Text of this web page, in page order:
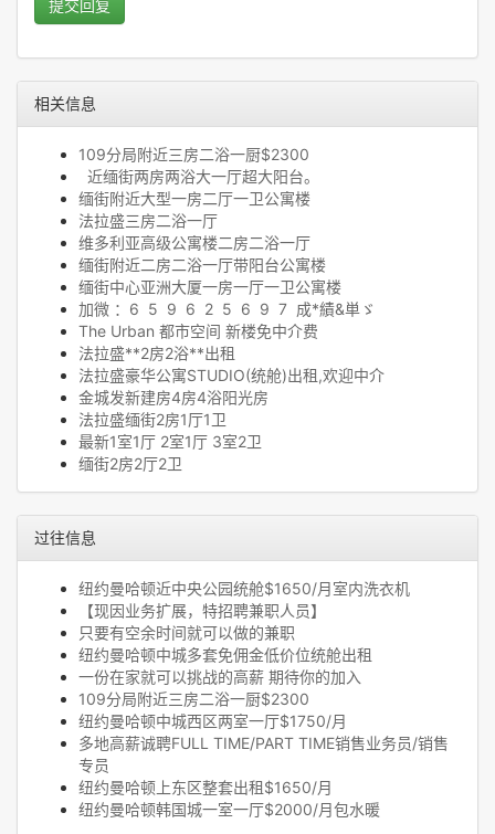
提交回复
相关信息
109分局附近三房二浴一厨$2300
近缅街两房两浴大一厅超大阳台。
缅街附近大型一房二厅一卫公寓楼
法拉盛三房二浴一厅
维多利亚高级公寓楼二房二浴一厅
缅街附近二房二浴一厅带阳台公寓楼
缅街中心亚洲大厦一房一厅一卫公寓楼
加微 ：6 5 9 6 2 5 6 9 7 成*績&単ゞ
The Urban 都市空间 新楼免中介费
法拉盛**2房2浴**出租
法拉盛豪华公寓STUDIO(统舱)出租,欢迎中介
金城发新建房4房4浴阳光房
法拉盛缅街2房1厅1卫
最新1室1厅 2室1厅 3室2卫
缅街2房2厅2卫
过往信息
纽约曼哈顿近中央公园统舱$1650/月室内洗衣机
【现因业务扩展，特招聘兼职人员】
只要有空余时间就可以做的兼职
纽约曼哈顿中城多套免佣金低价位统舱出租
一份在家就可以挑战的高薪 期待你的加入
109分局附近三房二浴一厨$2300
纽约曼哈顿中城西区两室一厅$1750/月
多地高薪诚聘FULL TIME/PART TIME销售业务员/销售
专员
纽约曼哈顿上东区整套出租$1650/月
纽约曼哈顿韩国城一室一厅$2000/月包水暖